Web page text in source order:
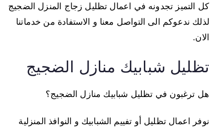
كل التميز تجدونه في اعمال تظليل زجاج المنزل الضجيج
لذلك ندعوكم الى التواصل معنا و الاستفادة من خدماتنا
الان.
تظليل شبابيك منازل الضجيج
هل ترغبون في تظليل شبابيك منازل الضجيج؟
نوفر اعمال تظليل أو تفييم الشبابيك و النوافذ المنزلية